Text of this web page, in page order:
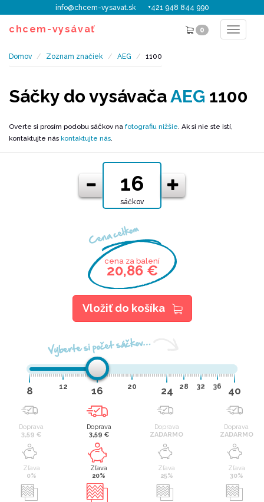
info@chcem-vysavat.sk +421 948 844 990
chcem-vysávať 0
Toggle
Domov Zoznam značiek AEG 1100
Sáčky do vysávačaAEG 1100
Overte si prosím podobu sáčkov na fotografiu nižšie. Ak si nie ste istí,
kontaktujte nás kontaktujte nás.
Vyberte si počet sáčkov…
8 12 16 20 24 28 32 36 40
Doprava
3,59 €
Zľava
0%
Doprava
3,59 €
Zľava
20%
Doprava
ZADARMO
Zľava
25%
Doprava
ZADARMO
Zľava
30%
sáčkov
Cena celkom
cena za balení
20,86 €
Vložiť do košíka